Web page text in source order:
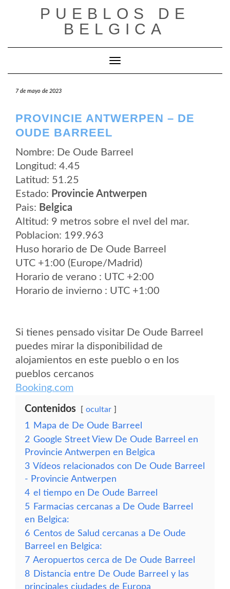
PUEBLOS DE
BELGICA
Cambiar modo de navegación
7 de mayo de 2023
PROVINCIE ANTWERPEN – DE
OUDE BARREEL
Nombre: De Oude Barreel
Longitud: 4.45
Latitud: 51.25
Estado: Provincie Antwerpen
Pais: Belgica
Altitud: 9 metros sobre el nvel del mar.
Poblacion: 199.963
Huso horario de De Oude Barreel
UTC +1:00 (Europe/Madrid)
Horario de verano : UTC +2:00
Horario de invierno : UTC +1:00
Si tienes pensado visitar De Oude Barreel
puedes mirar la disponibilidad de
alojamientos en este pueblo o en los
pueblos cercanos
Booking.com
Contenidos ocultar
1
Mapa de De Oude Barreel
2 Google Street View De Oude Barreel en
Provincie Antwerpen en Belgica
3 Vídeos relacionados con De Oude Barreel
- Provincie Antwerpen
4 el tiempo en De Oude Barreel
5 Farmacias cercanas a De Oude Barreel
en Belgica:
6 Centos de Salud cercanas a De Oude
Barreel en Belgica:
7 Aeropuertos cerca de De Oude Barreel
8 Distancia entre De Oude Barreel y las
principales ciudades de Europa